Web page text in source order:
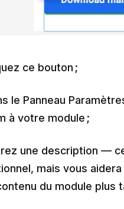
ce bouton ;
le Panneau
à votre module ;
une description —
mais vous
du module plus